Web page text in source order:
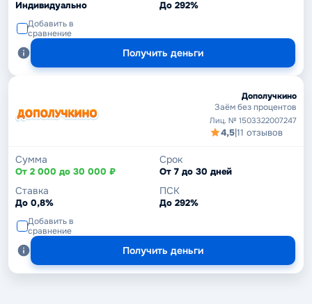
Индивидуально До 292%
Добавить в
сравнение
Получить деньги
Дополучкино
Заём без процентов
Лиц. № 1503322007247
4,5|11 отзывов
Сумма
От 2 000 до 30 000 ₽
Срок
От 7 до 30 дней
Ставка
До 0,8%
ПСК
До 292%
Добавить в
сравнение
Получить деньги